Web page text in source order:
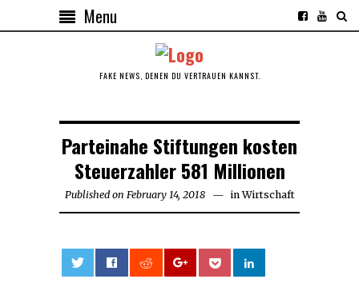
Menu
FAKE NEWS, DENEN DU VERTRAUEN KANNST.
Parteinahe Stiftungen kosten
Steuerzahler 581 Millionen
Published on February 14, 2018February
in Wirtschaft